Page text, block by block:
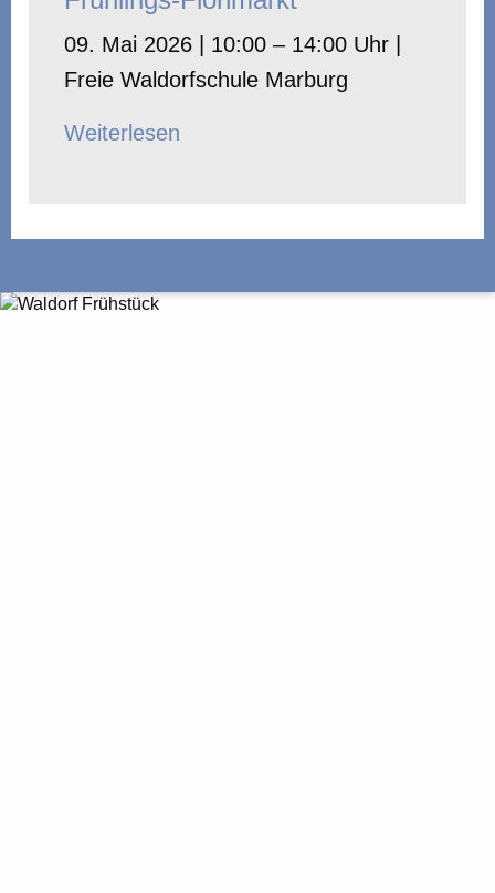
09. Mai 2026 | 10:00 – 14:00 Uhr |
Freie Waldorfschule Marburg
Weiterlesen